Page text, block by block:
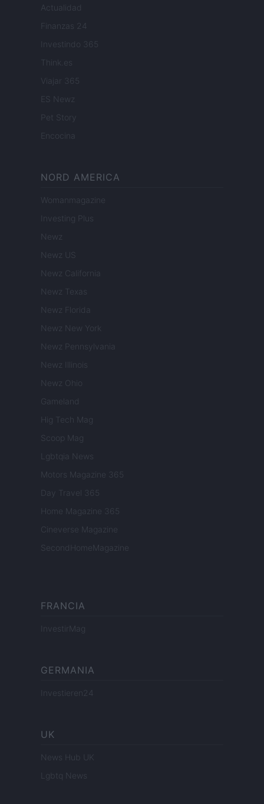
Actualidad
Finanzas 24
Investindo 365
Think.es
Viajar 365
ES Newz
Pet Story
Encocina
NORD AMERICA
Womanmagazine
Investing Plus
Newz
Newz US
Newz California
Newz Texas
Newz Florida
Newz New York
Newz Pennsylvania
Newz Illinois
Newz Ohio
Gameland
Hig Tech Mag
Scoop Mag
Lgbtqia News
Motors Magazine 365
Day Travel 365
Home Magazine 365
Cineverse Magazine
SecondHomeMagazine
FRANCIA
InvestirMag
GERMANIA
Investieren24
UK
News Hub UK
Lgbtq News